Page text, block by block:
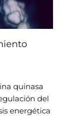
quinasa
del
energética